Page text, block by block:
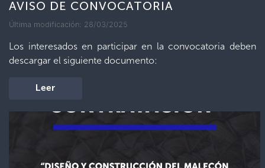
AVISO DE CONVOCATORIA
Última modificación: 28/03/2025
Los interesados en participar en la convocatoria deben
descargar el siguiente documento:
Leer